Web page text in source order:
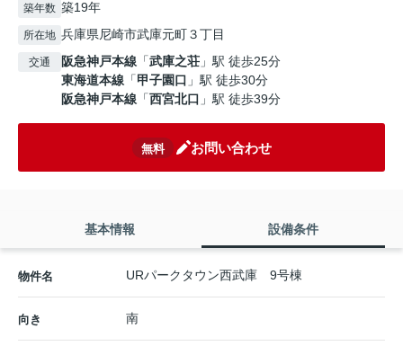
築年数 築19年
所在地 兵庫県尼崎市武庫元町３丁目
交通 阪急神戸本線 「武庫之荘 」駅 徒歩25分
東海道本線 「甲子園口 」駅 徒歩30分
阪急神戸本線 「西宮北口 」駅 徒歩39分
無料 お問い合わせ
基本情報 設備条件
物件名 URパークタウン西武庫 9号棟
向き 南